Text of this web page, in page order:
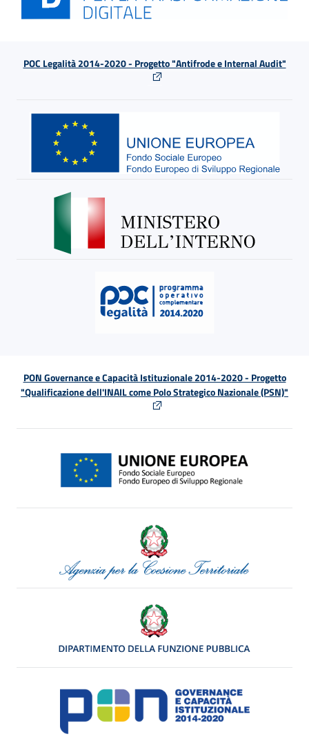
POC Legalità 2014-2020 - Progetto "Antifrode e Internal Audit"
PON Governance e Capacità Istituzionale 2014-2020 - Progetto
"Qualificazione dell'INAIL come Polo Strategico Nazionale (PSN)"